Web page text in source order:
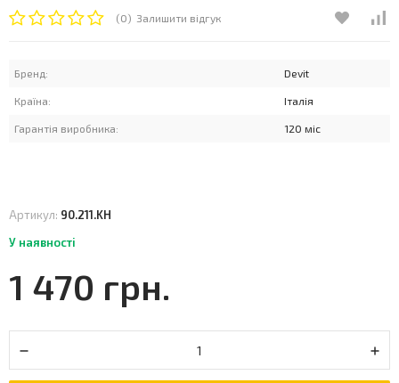
(0) Залишити відгук
Бренд: Devit
Країна: Італія
Гарантія виробника: 120 міс
Артикул: 90.211.KH
У наявності
1 470 грн.